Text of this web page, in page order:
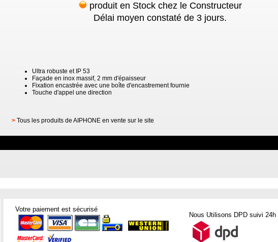
produit en Stock chez le Constructeur
Délai moyen constaté de 3 jours.
Ultra robuste et IP 53
Façade en inox massif, 2 mm d'épaisseur
Fixation encastrée avec une boîte d'encastrement fournie
Touche d'appel une direction
> Tous les produits de AIPHONE en vente sur le site
Votre paiement est sécurisé
Nous Utilisons DPD suivi 24h